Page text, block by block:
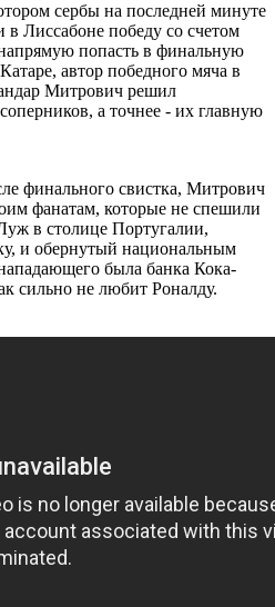
сербы на последней минуте
Лиссабоне победу со счетом
попасть в финальную
автор победного мяча в
Митрович решил
а точнее - их главную
финального свистка, Митрович
фанатам, которые не спешили
в столице Португалии,
и обернутый национальным
была банка Кока-
сильно не любит Роналду.